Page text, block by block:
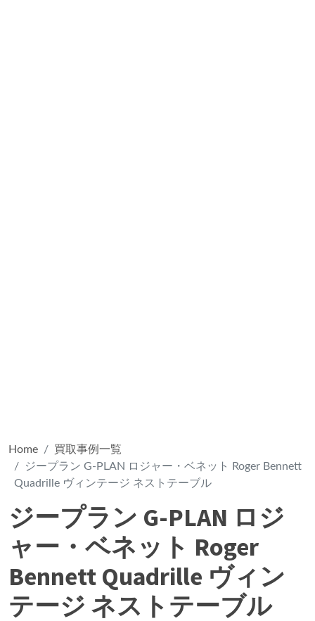
Home
買取事例一覧
ジープラン G-PLAN ロジャー・ベネット Roger Bennett
Quadrille ヴィンテージ ネストテーブル
ジープラン G-PLAN ロジ
ャー・ベネット Roger
Bennett Quadrille ヴィン
テージ ネストテーブル